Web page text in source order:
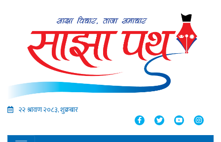
२२ श्रावण २०८३, शुक्रबार